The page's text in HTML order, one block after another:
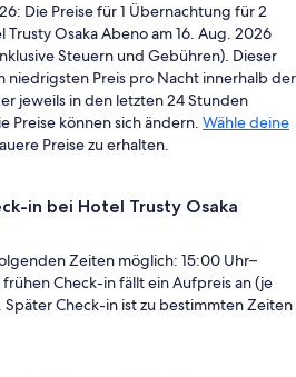
Die Preise für 1 Übernachtung für 2
Trusty Osaka Abeno am 16. Aug. 2026
Steuern und Gebühren). Dieser
niedrigsten Preis pro Nacht innerhalb der
jeweils in den letzten 24 Stunden
Preise können sich ändern. Wähle deine
Preise zu erhalten.
in bei Hotel Trusty Osaka
Zeiten möglich: 15:00 Uhr–
Check-in fällt ein Aufpreis an (je
Check-in ist zu bestimmten Zeiten